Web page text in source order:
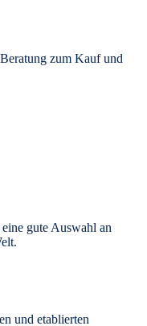
zum Kauf und
gute Auswahl an
und etablierten